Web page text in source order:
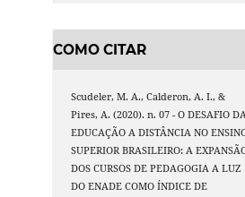
COMO CITAR
Scudeler, M. A., Calderon, A. I., &
Pires, A. (2020). n. 07 - O DESAFIO
EDUCAÇÃO A DISTÂNCIA NO
SUPERIOR BRASILEIRO: A
DOS CURSOS DE PEDAGOGIA A LUZ
DO ENADE COMO ÍNDICE DE